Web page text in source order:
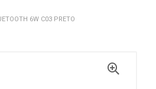
6W C03 PRETO